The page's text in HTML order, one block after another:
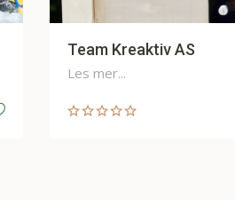
MS Brekke
Les mer...